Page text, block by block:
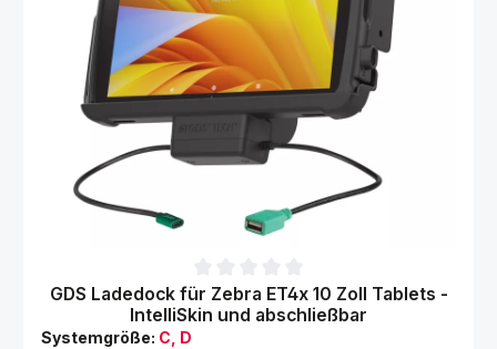
Durchschnittliche Bewertung von 0 von 5 Sternen
GDS Ladedock für Zebra ET4x 10 Zoll Tablets -
IntelliSkin und abschließbar
Systemgröße: C, D